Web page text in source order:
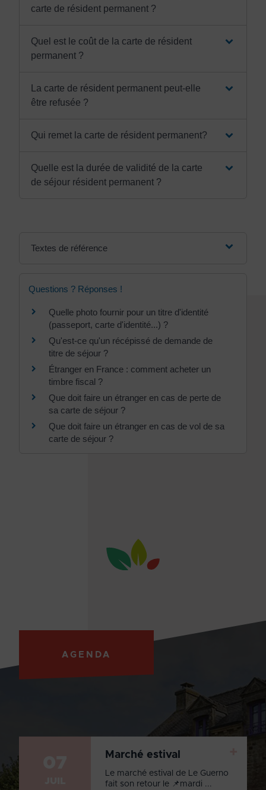
carte de résident permanent ?
Quel est le coût de la carte de résident
permanent ?
La carte de résident permanent peut-elle
être refusée ?
Qui remet la carte de résident permanent?
Quelle est la durée de validité de la carte
de séjour résident permanent ?
Textes de référence
Questions ? Réponses !
Quelle photo fournir pour un titre d'identité
(passeport, carte d'identité...) ?
Qu'est-ce qu'un récépissé de demande de
titre de séjour ?
Étranger en France : comment acheter un
timbre fiscal ?
Que doit faire un étranger en cas de perte de
sa carte de séjour ?
Que doit faire un étranger en cas de vol de sa
carte de séjour ?
AGENDA
Marché estival
Le marché estival de Le Guerno
fait son retour le 📌mardi ...